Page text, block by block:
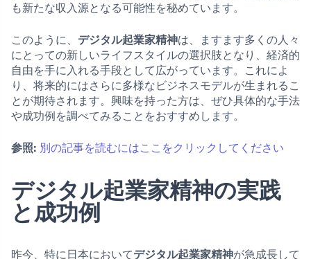
も新たな収入源となる可能性を秘めています。
このように、 デジタル起業家精神は、ますます多くの人々
にとっての新しいライフスタイルの選択肢となり、経済的
自由を手に入れる手段として広がっています。これによ
り、将来的にはさらに多様なビジネスモデルが生まれるこ
とが期待されます。興味を持った方は、ぜひ具体的な手法
や成功例を調べてみることをおすすめします。
参照: 別の記事を読むにはここをクリックしてください
デジタル起業家精神の実践
と成功例
昨今、特に日本においてデジタル起業家精神が急成長して